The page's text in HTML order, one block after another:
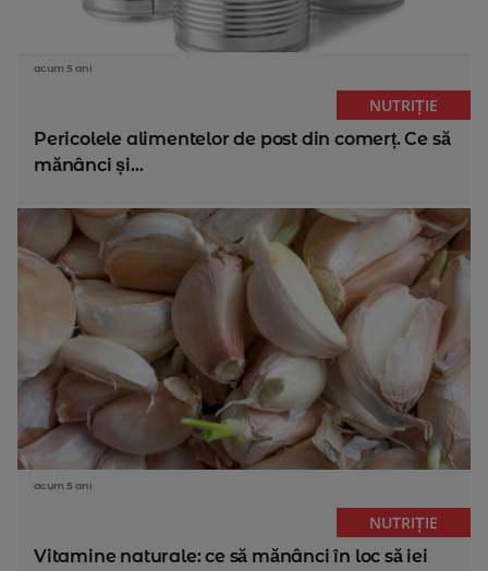
acum 5 ani
NUTRIȚIE
Pericolele alimentelor de post din comerț. Ce să
mănânci și...
acum 5 ani
NUTRIȚIE
Vitamine naturale: ce să mănânci în loc să iei